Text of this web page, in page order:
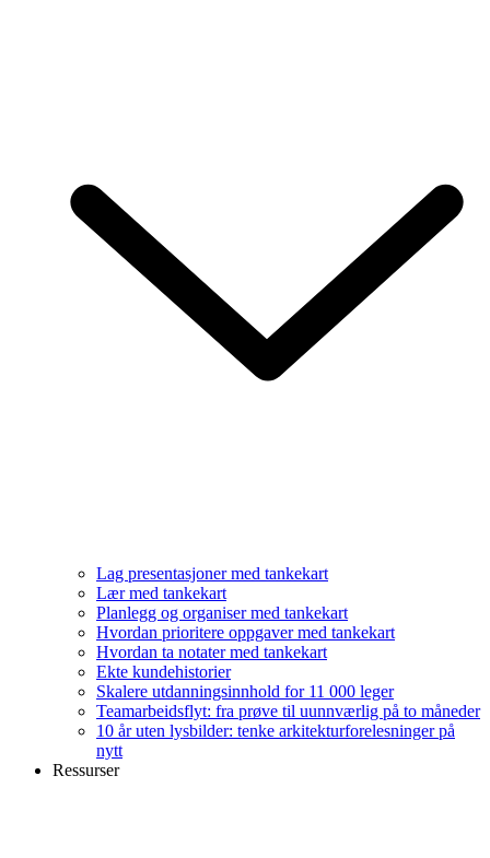
Lag presentasjoner med tankekart
Lær med tankekart
Planlegg og organiser med tankekart
Hvordan prioritere oppgaver med tankekart
Hvordan ta notater med tankekart
Ekte kundehistorier
Skalere utdanningsinnhold for 11 000 leger
Teamarbeidsflyt: fra prøve til uunnværlig på to måneder
10 år uten lysbilder: tenke arkitekturforelesninger på
nytt
Ressurser